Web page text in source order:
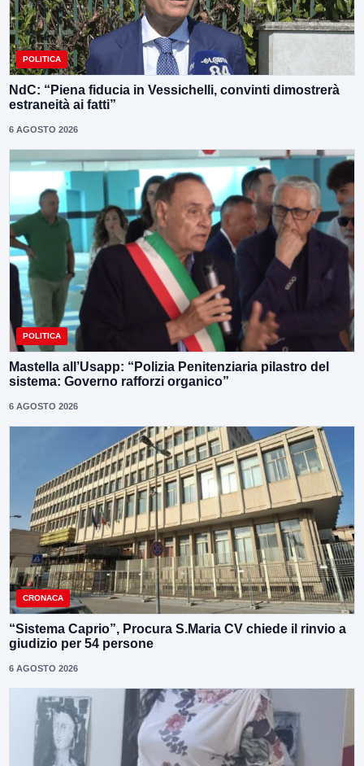
POLITICA
NdC: “Piena fiducia in Vessichelli, convinti dimostrerà
estraneità ai fatti”
6 AGOSTO 2026
POLITICA
Mastella all’Usapp: “Polizia Penitenziaria pilastro del
sistema: Governo rafforzi organico”
6 AGOSTO 2026
CRONACA
“Sistema Caprio”, Procura S.Maria CV chiede il rinvio a
giudizio per 54 persone
6 AGOSTO 2026